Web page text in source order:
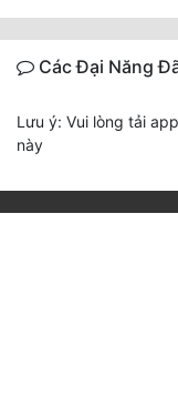
Các Đại Năng
Lưu ý: Vui lòng tải
này